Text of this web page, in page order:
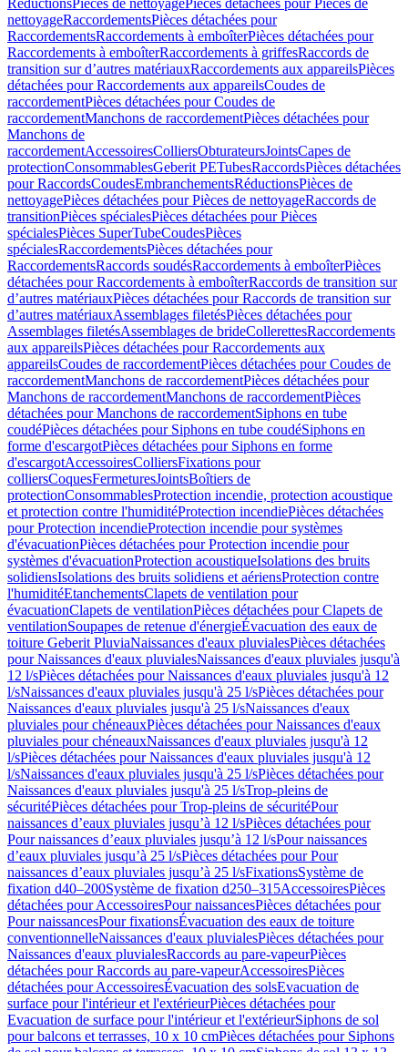
RéductionsPièces de nettoyagePièces détachées pour Pièces de
nettoyageRaccordementsPièces détachées pour
RaccordementsRaccordements à emboîterPièces détachées pour
Raccordements à emboîterRaccordements à griffesRaccords de
transition sur d’autres matériauxRaccordements aux appareilsPièces
détachées pour Raccordements aux appareilsCoudes de
raccordementPièces détachées pour Coudes de
raccordementManchons de raccordementPièces détachées pour
Manchons de
raccordementAccessoiresColliersObturateursJointsCapes de
protectionConsommablesGeberit PETubesRaccordsPièces détachées
pour RaccordsCoudesEmbranchementsRéductionsPièces de
nettoyagePièces détachées pour Pièces de nettoyageRaccords de
transitionPièces spécialesPièces détachées pour Pièces
spécialesPièces SuperTubeCoudesPièces
spécialesRaccordementsPièces détachées pour
RaccordementsRaccords soudésRaccordements à emboîterPièces
détachées pour Raccordements à emboîterRaccords de transition sur
d’autres matériauxPièces détachées pour Raccords de transition sur
d’autres matériauxAssemblages filetésPièces détachées pour
Assemblages filetésAssemblages de brideCollerettesRaccordements
aux appareilsPièces détachées pour Raccordements aux
appareilsCoudes de raccordementPièces détachées pour Coudes de
raccordementManchons de raccordementPièces détachées pour
Manchons de raccordementManchons de raccordementPièces
détachées pour Manchons de raccordementSiphons en tube
coudéPièces détachées pour Siphons en tube coudéSiphons en
forme d'escargotPièces détachées pour Siphons en forme
d'escargotAccessoiresColliersFixations pour
colliersCoquesFermeturesJointsBoîtiers de
protectionConsommablesProtection incendie, protection acoustique
et protection contre l'humiditéProtection incendiePièces détachées
pour Protection incendieProtection incendie pour systèmes
d'évacuationPièces détachées pour Protection incendie pour
systèmes d'évacuationProtection acoustiqueIsolations des bruits
solidiensIsolations des bruits solidiens et aériensProtection contre
l'humiditéEtanchementsClapets de ventilation pour
évacuationClapets de ventilationPièces détachées pour Clapets de
ventilationSoupapes de retenue d'énergieÉvacuation des eaux de
toiture Geberit PluviaNaissances d'eaux pluvialesPièces détachées
pour Naissances d'eaux pluvialesNaissances d'eaux pluviales jusqu'à
12 l/sPièces détachées pour Naissances d'eaux pluviales jusqu'à 12
l/sNaissances d'eaux pluviales jusqu'à 25 l/sPièces détachées pour
Naissances d'eaux pluviales jusqu'à 25 l/sNaissances d'eaux
pluviales pour chéneauxPièces détachées pour Naissances d'eaux
pluviales pour chéneauxNaissances d'eaux pluviales jusqu'à 12
l/sPièces détachées pour Naissances d'eaux pluviales jusqu'à 12
l/sNaissances d'eaux pluviales jusqu'à 25 l/sPièces détachées pour
Naissances d'eaux pluviales jusqu'à 25 l/sTrop-pleins de
sécuritéPièces détachées pour Trop-pleins de sécuritéPour
naissances d’eaux pluviales jusqu’à 12 l/sPièces détachées pour
Pour naissances d’eaux pluviales jusqu’à 12 l/sPour naissances
d’eaux pluviales jusqu’à 25 l/sPièces détachées pour Pour
naissances d’eaux pluviales jusqu’à 25 l/sFixationsSystème de
fixation d40–200Système de fixation d250–315AccessoiresPièces
détachées pour AccessoiresPour naissancesPièces détachées pour
Pour naissancesPour fixationsÉvacuation des eaux de toiture
conventionnelleNaissances d'eaux pluvialesPièces détachées pour
Naissances d'eaux pluvialesRaccords au pare-vapeurPièces
détachées pour Raccords au pare-vapeurAccessoiresPièces
détachées pour AccessoiresÉvacuation des solsEvacuation de
surface pour l'intérieur et l'extérieurPièces détachées pour
Evacuation de surface pour l'intérieur et l'extérieurSiphons de sol
pour balcons et terrasses, 10 x 10 cmPièces détachées pour Siphons